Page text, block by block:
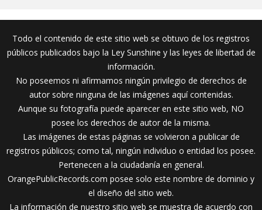
Todo el contenido de este sitio web se obtuvo de los registros
públicos publicados bajo la Ley Sunshine y las leyes de libertad de
información.
No poseemos ni afirmamos ningún privilegio de derechos de
autor sobre ninguna de las imágenes aquí contenidas.
Aunque su fotografía puede aparecer en este sitio web, NO
posee los derechos de autor de la misma.
Las imágenes de estas páginas se volvieron a publicar de
registros públicos; como tal, ningún individuo o entidad los posee.
Pertenecen a la ciudadanía en general.
OrangePublicRecords.com posee solo este nombre de dominio y
el diseño del sitio web.
La información de nuestro sitio web se muestra de acuerdo con